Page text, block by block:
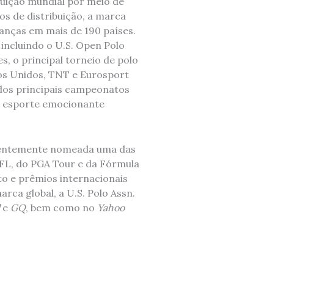
de distribuição, a marca
em mais de 190 países.
o U.S. Open Polo
o principal torneio de polo
Unidos, TNT e Eurosport
principais campeonatos
esporte emocionante
nomeada uma das
do PGA Tour e da Fórmula
e prêmios internacionais
global, a U.S. Polo Assn.
e GQ, bem como no Yahoo